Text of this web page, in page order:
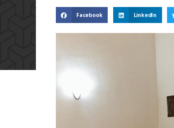
Facebook LinkedIn